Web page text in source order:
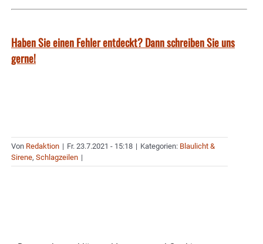
Haben Sie einen Fehler entdeckt? Dann schreiben Sie uns
gerne!
Von Redaktion | Fr. 23.7.2021 - 15:18 | Kategorien: Blaulicht &
Sirene, Schlagzeilen |